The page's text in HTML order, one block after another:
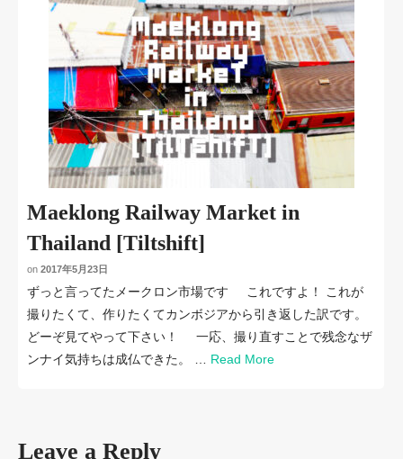
Maeklong Railway Market in
Thailand [Tiltshift]
on 2017年5月23日
ずっと言ってたメークロン市場です これですよ！ これが
撮りたくて、作りたくてカンボジアから引き返した訳です。
どーぞ見てやって下さい！ 一応、撮り直すことで残念なザ
ンナイ気持ちは成仏できた。 … Read More
Leave a Reply